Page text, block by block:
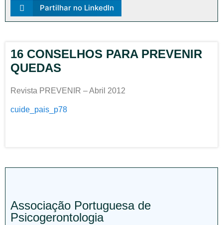
Partilhar no LinkedIn
16 CONSELHOS PARA PREVENIR
QUEDAS
Revista PREVENIR – Abril 2012
cuide_pais_p78
Associação Portuguesa de
Psicogerontologia